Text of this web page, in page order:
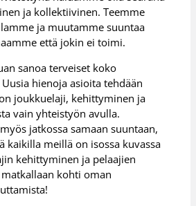
ja kollektiivinen. Teemme
ja muutamme suuntaa
että jokin ei toimi.
sanoa terveiset koko
hienoja asioita tehdään
joukkuelaji, kehittyminen ja
vain yhteistyön avulla.
jatkossa samaan suuntaan,
kaikilla meillä on isossa kuvassa
kehittyminen ja pelaajien
kohti oman